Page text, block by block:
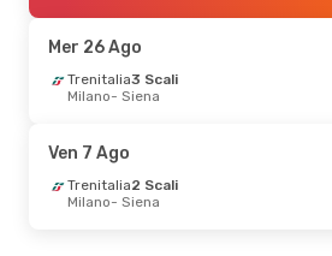
Siena- Firenze
Ven 9 Ott- Dom 11 Ott
Trenitalia
Siena- Firenze
Mer 26 Ago
Trenitalia3 Scali
Milano- Siena
Ven 7 Ago
Trenitalia2 Scali
Milano- Siena